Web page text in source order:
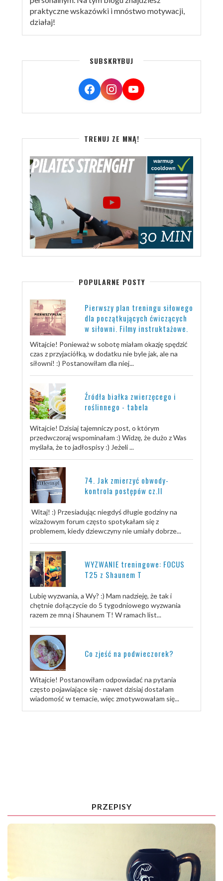
praktyczne wskazówki i mnóstwo motywacji,
działaj!
SUBSKRYBUJ
TRENUJ ZE MNĄ!
POPULARNE POSTY
Pierwszy plan treningu siłowego
dla początkujących ćwiczących
w siłowni. Filmy instruktażowe.
Witajcie! Ponieważ w sobotę miałam okazję spędzić
czas z przyjaciółką, w dodatku nie byle jak, ale na
siłowni! :) Postanowiłam dla niej...
Źródła białka zwierzęcego i
roślinnego - tabela
Witajcie! Dzisiaj tajemniczy post, o którym
przedwczoraj wspominałam :) Widzę, że dużo z Was
myślała, że to jadłospisy :) Jeżeli ...
74. Jak zmierzyć obwody-
kontrola postępów cz.II
Witaj! :) Przesiadując niegdyś długie godziny na
wizażowym forum często spotykałam się z
problemem, kiedy dziewczyny nie umiały dobrze...
WYZWANIE treningowe: FOCUS
T25 z Shaunem T
Lubię wyzwania, a Wy? :) Mam nadzieję, że tak i
chętnie dołączycie do 5 tygodniowego wyzwania
razem ze mną i Shaunem T! W ramach list...
Co zjeść na podwieczorek?
Witajcie! Postanowiłam odpowiadać na pytania
często pojawiające się - nawet dzisiaj dostałam
wiadomość w temacie, więc zmotywowałam się...
PRZEPISY